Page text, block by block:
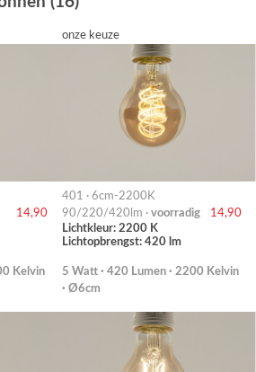
14,90
Kelvin
onze keuze
401 · 6cm-2200K
90/220/420lm · voorradig
14,90
Lichtkleur: 2200 K
Lichtopbrengst: 420 lm
5 Watt · 420 Lumen · 2200 Kelvin
· Ø6cm